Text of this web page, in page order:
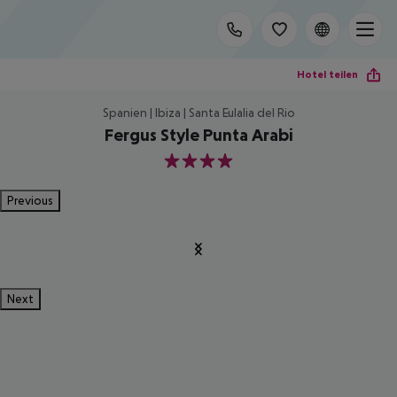
Hotel teilen
Spanien | Ibiza | Santa Eulalia del Rio
Fergus Style Punta Arabi
4
Previous
Next